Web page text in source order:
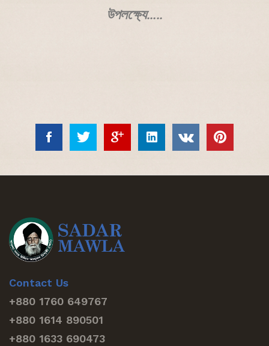
উপলক্ষ্যে…..
Contact Us
+880 1760 649767
+880 1614 890501
+880 1633 690473